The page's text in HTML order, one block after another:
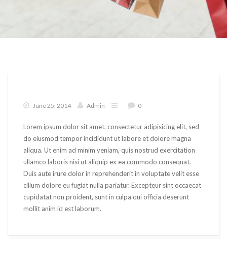
June 25, 2014 Admin 0
Lorem ipsum dolor sit amet, consectetur adipisicing elit, sed
do eiusmod tempor incididunt ut labore et dolore magna
aliqua. Ut enim ad minim veniam, quis nostrud exercitation
ullamco laboris nisi ut aliquip ex ea commodo consequat.
Duis aute irure dolor in reprehenderit in voluptate velit esse
cillum dolore eu fugiat nulla pariatur. Excepteur sint occaecat
cupidatat non proident, sunt in culpa qui officia deserunt
mollit anim id est laborum.